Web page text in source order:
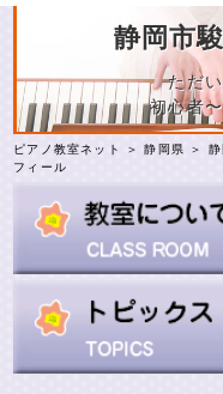
静岡市
ただ
初心者
ピアノ教室ネット ＞静岡県 ＞
フィール